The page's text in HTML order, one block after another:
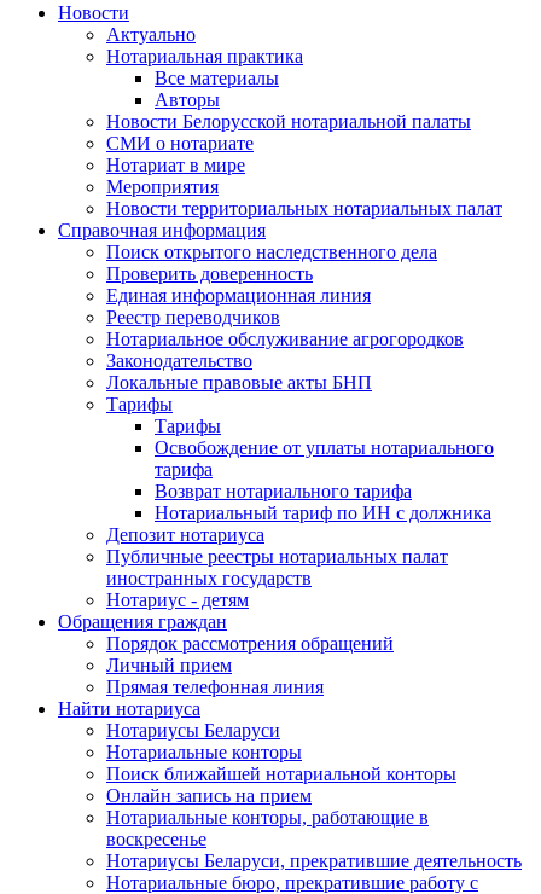
Новости
Актуально
Нотариальная практика
Все материалы
Авторы
Новости Белорусской нотариальной палаты
СМИ о нотариате
Нотариат в мире
Мероприятия
Новости территориальных нотариальных палат
Справочная информация
Поиск открытого наследственного дела
Проверить доверенность
Единая информационная линия
Реестр переводчиков
Нотариальное обслуживание агрогородков
Законодательство
Локальные правовые акты БНП
Тарифы
Тарифы
Освобождение от уплаты нотариального
тарифа
Возврат нотариального тарифа
Нотариальный тариф по ИН с должника
Депозит нотариуса
Публичные реестры нотариальных палат
иностранных государств
Нотариус - детям
Обращения граждан
Порядок рассмотрения обращений
Личный прием
Прямая телефонная линия
Найти нотариуса
Нотариусы Беларуси
Нотариальные конторы
Поиск ближайшей нотариальной конторы
Онлайн запись на прием
Нотариальные конторы, работающие в
воскресенье
Нотариусы Беларуси, прекратившие деятельность
Нотариальные бюро, прекратившие работу с